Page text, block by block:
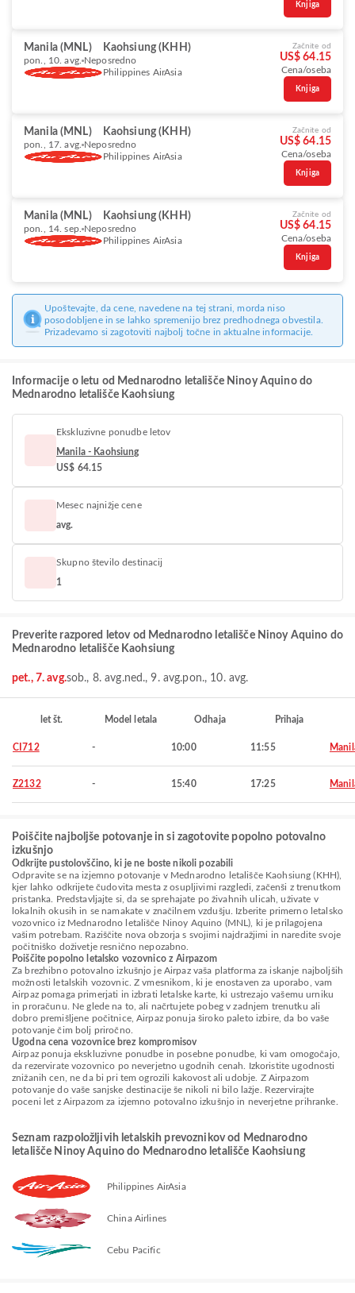
Knjiga
Manila (MNL) Kaohsiung (KHH)
pon., 10. avg. Neposredno
Philippines AirAsia
Začnite od
US$ 64.15
Cena/oseba
Knjiga
Manila (MNL) Kaohsiung (KHH)
pon., 17. avg. Neposredno
Philippines AirAsia
Začnite od
US$ 64.15
Cena/oseba
Knjiga
Manila (MNL) Kaohsiung (KHH)
pon., 14. sep. Neposredno
Philippines AirAsia
Začnite od
US$ 64.15
Cena/oseba
Knjiga
Upoštevajte, da cene, navedene na tej strani, morda niso
posodobljene in se lahko spremenijo brez predhodnega obvestila.
Prizadevamo si zagotoviti najbolj točne in aktualne informacije.
Informacije o letu od Mednarodno letališče Ninoy Aquino do
Mednarodno letališče Kaohsiung
Ekskluzivne ponudbe letov
Manila - Kaohsiung
US$ 64.15
Mesec najnižje cene
avg.
Skupno število destinacij
1
Preverite razpored letov od Mednarodno letališče Ninoy Aquino do
Mednarodno letališče Kaohsiung
pet., 7. avg.sob., 8. avg.ned., 9. avg.pon., 10. avg.
let št. Model letala Odhaja Prihaja
CI712 - 10:00 11:55
Z2132 - 15:40 17:25
Poiščite najboljše potovanje in si zagotovite popolno potovalno
izkušnjo
Odkrijte pustolovščino, ki je ne boste nikoli pozabili
Odpravite se na izjemno potovanje v Mednarodno letališče Kaohsiung (KHH),
kjer lahko odkrijete čudovita mesta z osupljivimi razgledi, začenši z trenutkom
pristanka. Predstavljajte si, da se sprehajate po živahnih ulicah, uživate v
lokalnih okusih in se namakate v značilnem vzdušju. Izberite primerno letalsko
vozovnico iz Mednarodno letališče Ninoy Aquino (MNL), ki je prilagojena
vašim potrebam. Raziščite nova obzorja s svojimi najdražjimi in naredite svoje
počitniško doživetje resnično nepozabno.
Poiščite popolno letalsko vozovnico z Airpazom
Za brezhibno potovalno izkušnjo je Airpaz vaša platforma za iskanje najboljših
možnosti letalskih vozovnic. Z vmesnikom, ki je enostaven za uporabo, vam
Airpaz pomaga primerjati in izbrati letalske karte, ki ustrezajo vašemu urniku
in proračunu. Ne glede na to, ali načrtujete pobeg v zadnjem trenutku ali
dobro premišljene počitnice, Airpaz ponuja široko paleto izbire, da bo vaše
potovanje čim bolj priročno.
Ugodna cena vozovnice brez kompromisov
Airpaz ponuja ekskluzivne ponudbe in posebne ponudbe, ki vam omogočajo,
da rezervirate vozovnico po neverjetno ugodnih cenah. Izkoristite ugodnosti
znižanih cen, ne da bi pri tem ogrozili kakovost ali udobje. Z Airpazom
potovanje do vaše sanjske destinacije še nikoli ni bilo lažje. Rezervirajte
poceni let z Airpazom za izjemno potovalno izkušnjo in neverjetne prihranke.
Seznam razpoložljivih letalskih prevoznikov od Mednarodno
letališče Ninoy Aquino do Mednarodno letališče Kaohsiung
Philippines AirAsia
China Airlines
Cebu Pacific